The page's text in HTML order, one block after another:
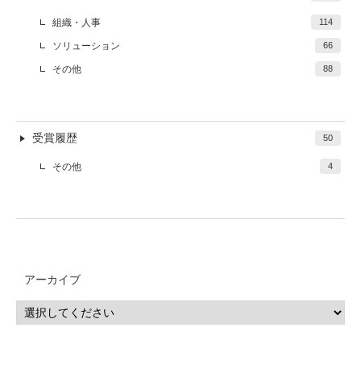
組織・人事 114
ソリューション 66
その他 88
受賞履歴 50
その他 4
アーカイブ